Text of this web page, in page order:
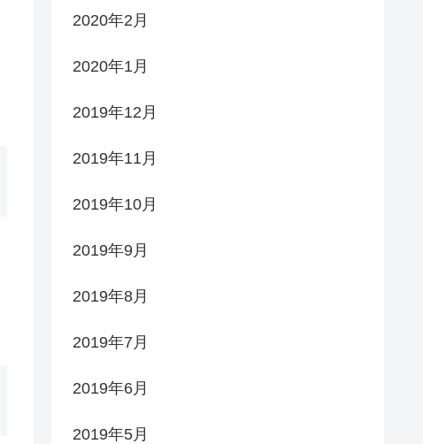
2020年2月
2020年1月
2019年12月
2019年11月
2019年10月
2019年9月
2019年8月
2019年7月
2019年6月
2019年5月